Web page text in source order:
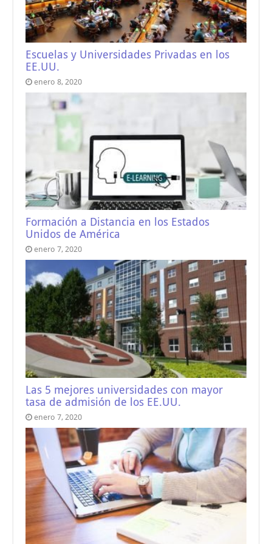
Escuelas y Universidades Privadas en los
EE.UU.
enero 8, 2020
Formación a Distancia en los Estados
Unidos de América
enero 7, 2020
Las 5 mejores universidades con mayor
tasa de admisión de los EE.UU.
enero 7, 2020